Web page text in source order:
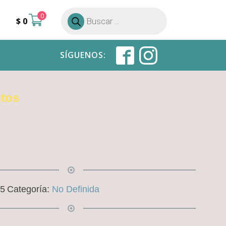
$ 0 0
Búsqueda
de
productos
SÍGUENOS:
Categoría: No Definida